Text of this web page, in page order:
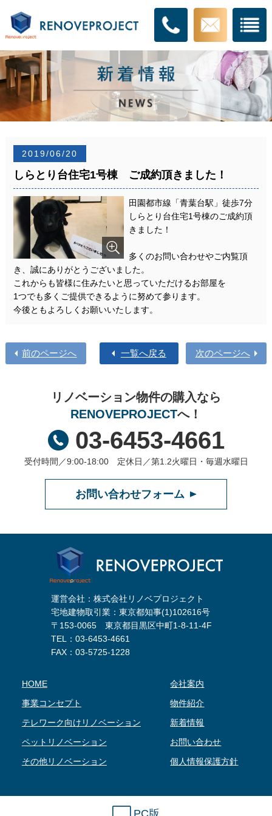
2019/06/20
しらとり台住宅1号棟 ご成約頂きました！
田園都市線「青葉台駅」徒歩7分
しらとり台住宅1号棟のご成約頂
きました！
多くのお問い合わせやご内覧頂
き、誠にありがとうございました。
これからも皆様に住みたいと思っていただけるお部屋を
1つでも多くご提供できるように努めて参ります。
今後ともよろしくお願いいたします。
前のページへ 次のページへ
一覧へ戻る
リノベーション物件の購入なら
RENOVEPROJECTへ！
03-6453-4661
受付時間／9:00-18:00 定休日／第1.2火曜日・毎週水曜日
お問い合わせフォーム
運営会社：株式会社リノベプロジェクト
宅地建物取引業：東京都知事(1)102616号
〒153-0065 東京都目黒区中町1-8-11-4F
TEL： 03-6453-4661
FAX：03-5725-1228
HOME
事業コンセプト
テレワーク向けリノベーション
ペットリノベーション
その他リノベーション
会社案内
物件紹介
新着情報
お問い合わせ
個人情報保護方針